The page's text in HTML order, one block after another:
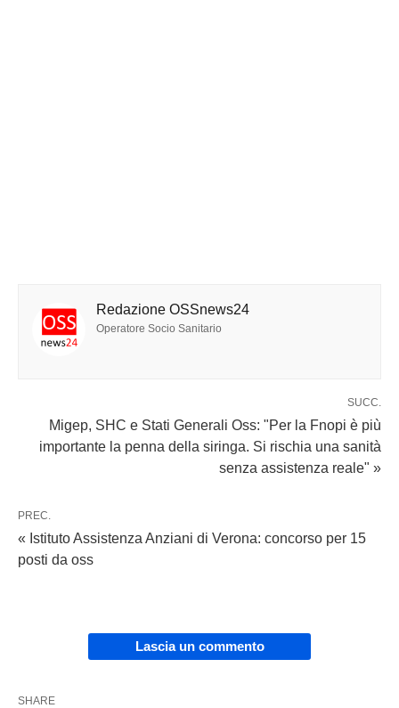
Redazione OSSnews24
Operatore Socio Sanitario
SUCC.
Migep, SHC e Stati Generali Oss: "Per la Fnopi è più
importante la penna della siringa. Si rischia una sanità
senza assistenza reale" »
PREC.
« Istituto Assistenza Anziani di Verona: concorso per 15
posti da oss
Lascia un commento
SHARE